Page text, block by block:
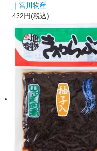
｜宮川物産
432円(税込)